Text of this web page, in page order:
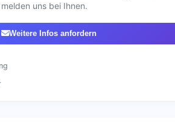
uns bei Ihnen.
Weitere Infos anfordern